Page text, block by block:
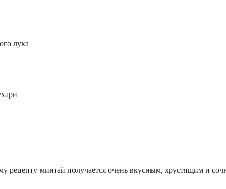
лука
рецепту минтай получается очень вкусным, хрустящим и